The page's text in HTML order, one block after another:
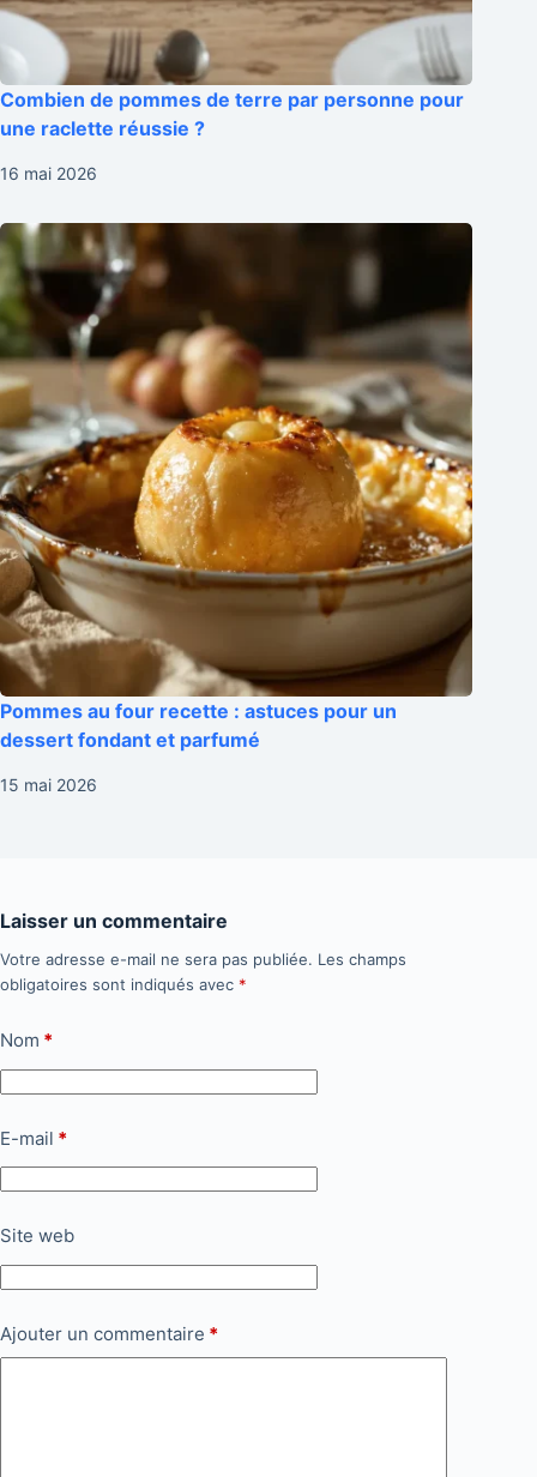
Combien de pommes de terre par personne pour
une raclette réussie ?
16 mai 2026
Pommes au four recette : astuces pour un
dessert fondant et parfumé
15 mai 2026
Laisser un commentaire
Votre adresse e-mail ne sera pas publiée. Les champs
obligatoires sont indiqués avec *
Nom *
E-mail *
Site web
Ajouter un commentaire *